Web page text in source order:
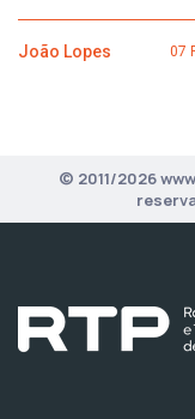
João Lopes 07
© 2011/2026